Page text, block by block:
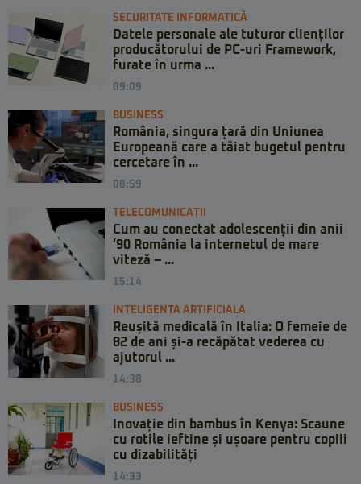
SECURITATE INFORMATICĂ
Datele personale ale tuturor clienților
producătorului de PC-uri Framework,
furate în urma ...
09:09
BUSINESS
România, singura țară din Uniunea
Europeană care a tăiat bugetul pentru
cercetare în ...
08:59
TELECOMUNICAȚII
Cum au conectat adolescenții din anii
’90 România la internetul de mare
viteză – ...
15:14
INTELIGENTA ARTIFICIALA
Reușită medicală în Italia: O femeie de
82 de ani și-a recăpătat vederea cu
ajutorul ...
14:38
BUSINESS
Inovație din bambus în Kenya: Scaune
cu rotile ieftine și ușoare pentru copiii
cu dizabilități
14:33